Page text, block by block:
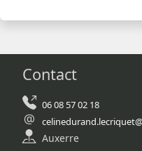
Contact
06 08 57 02 18
Auxerre